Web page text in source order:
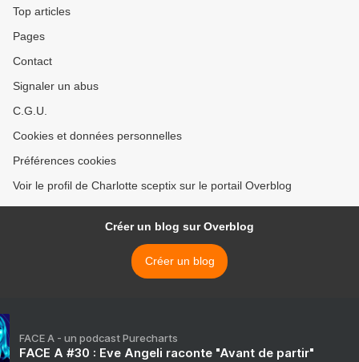
Top articles
Pages
Contact
Signaler un abus
C.G.U.
Cookies et données personnelles
Préférences cookies
Voir le profil de Charlotte sceptix sur le portail Overblog
Créer un blog sur Overblog
Créer un blog
FACE A - un podcast Purecharts
FACE A #30 : Eve Angeli raconte "Avant de partir"